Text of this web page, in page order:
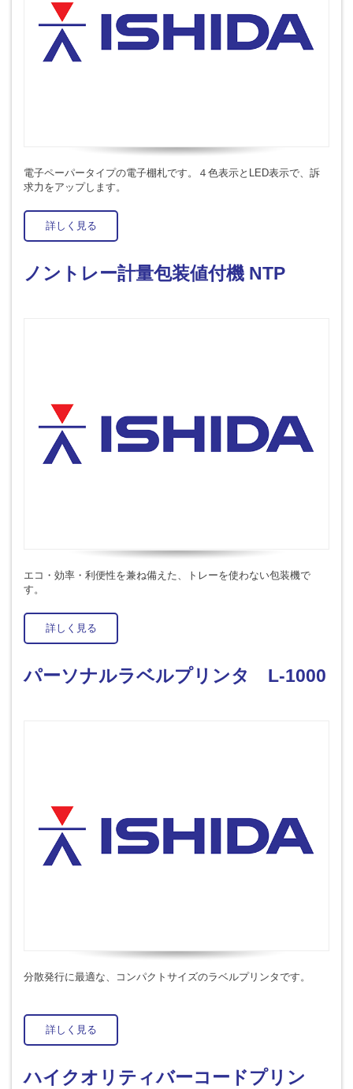
電子ペーパータイプの電子棚札です。４色表示とLED表示で、訴
求力をアップします。
詳しく見る
ノントレー計量包装値付機 NTP
エコ・効率・利便性を兼ね備えた、トレーを使わない包装機で
す。
詳しく見る
パーソナルラベルプリンタ L-1000
分散発行に最適な、コンパクトサイズのラベルプリンタです。
詳しく見る
ハイクオリティバーコードプリン